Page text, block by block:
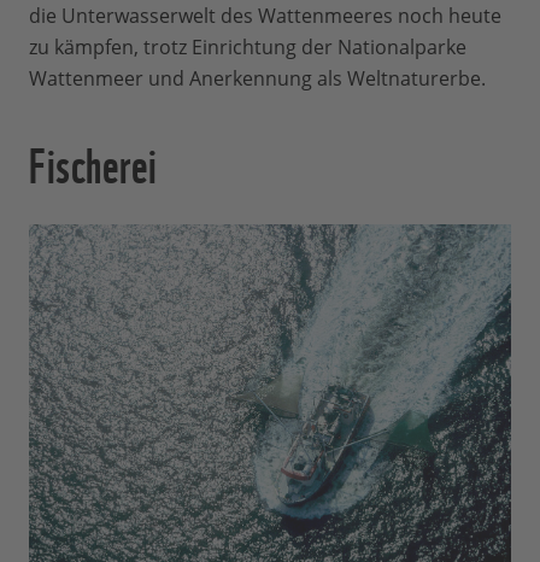
die Unterwasserwelt des Wattenmeeres noch heute
zu kämpfen, trotz Einrichtung der Nationalparke
Wattenmeer und Anerkennung als Weltnaturerbe.
Fischerei